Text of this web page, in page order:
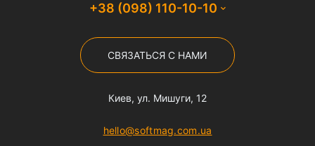
+38 (098) 110-10-10
СВЯЗАТЬСЯ С НАМИ
Киев, ул. Мишуги, 12
hello@softmag.com.ua